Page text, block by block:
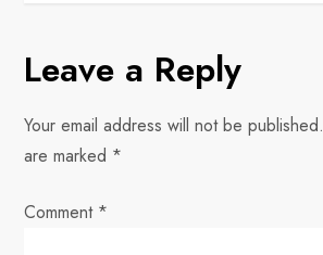
t
n
a
v
Leave a Reply
Your email address will not be published.
are marked *
Comment *